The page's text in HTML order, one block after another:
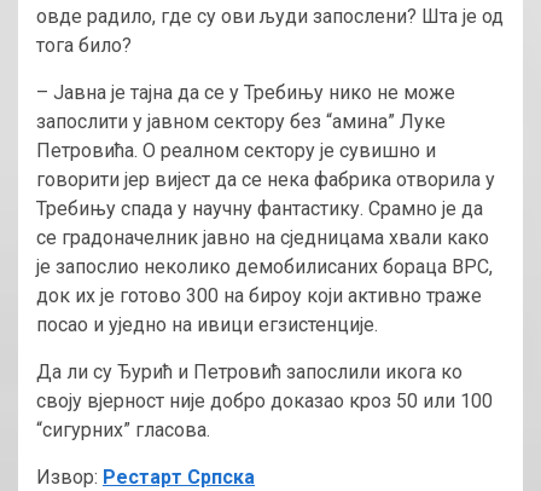
овде радило, где су ови људи запослени? Шта је од
тога било?
– Јавна је тајна да се у Требињу нико не може
запослити у јавном сектору без “амина” Луке
Петровића. О реалном сектору је сувишно и
говорити јер вијест да се нека фабрика отворила у
Требињу спада у научну фантастику. Срамно је да
се градоначелник јавно на сједницама хвали како
је запослио неколико демобилисаних бораца ВРС,
док их је готово 300 на бироу који активно траже
посао и уједно на ивици егзистенције.
Да ли су Ђурић и Петровић запослили икога ко
своју вјерност није добро доказао кроз 50 или 100
“сигурних” гласова.
Извор: Рестарт Српска